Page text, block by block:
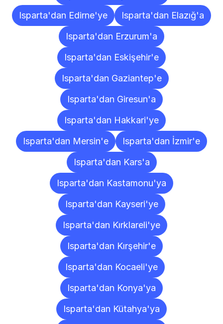
Isparta'dan Edirne'ye
Isparta'dan Elazığ'a
Isparta'dan Erzurum'a
Isparta'dan Eskişehir'e
Isparta'dan Gaziantep'e
Isparta'dan Giresun'a
Isparta'dan Hakkari'ye
Isparta'dan Mersin'e
Isparta'dan İzmir'e
Isparta'dan Kars'a
Isparta'dan Kastamonu'ya
Isparta'dan Kayseri'ye
Isparta'dan Kırklareli'ye
Isparta'dan Kırşehir'e
Isparta'dan Kocaeli'ye
Isparta'dan Konya'ya
Isparta'dan Kütahya'ya